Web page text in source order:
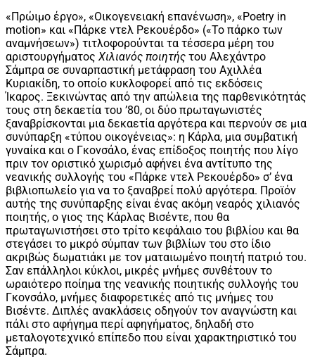
«Πρώιμο έργο», «Οικογενειακή επανένωση», «Poetry in
motion» και «Πάρκε ντελ Ρεκουέρδο» («Το πάρκο των
αναμνήσεων») τιτλοφορούνται τα τέσσερα μέρη του
αριστουργήματος Χιλιανός ποιητής του Αλεχάντρο
Σάμπρα σε συναρπαστική μετάφραση του Αχιλλέα
Κυριακίδη, το οποίο κυκλοφορεί από τις εκδόσεις
Ίκαρος. Ξεκινώντας από την απώλεια της παρθενικότητάς
τους στη δεκαετία του ’80, οι δύο πρωταγωνιστές
ξαναβρίσκονται μια δεκαετία αργότερα και περνούν σε μια
συνύπαρξη «τύπου οικογένειας»: η Κάρλα, μια συμβατική
γυναίκα και ο Γκονσάλο, ένας επίδοξος ποιητής που λίγο
πριν τον οριστικό χωρισμό αφήνει ένα αντίτυπο της
νεανικής συλλογής του «Πάρκε ντελ Ρεκουέρδο» σ’ ένα
βιβλιοπωλείο για να το ξαναβρεί πολύ αργότερα. Προϊόν
αυτής της συνύπαρξης είναι ένας ακόμη νεαρός χιλιανός
ποιητής, ο γιος της Κάρλας Βισέντε, που θα
πρωταγωνιστήσει στο τρίτο κεφάλαιο του βιβλίου και θα
στεγάσει το μικρό σύμπαν των βιβλίων του στο ίδιο
ακριβώς δωματιάκι με τον ματαιωμένο ποιητή πατριό του.
Σαν επάλληλοι κύκλοι, μικρές μνήμες συνθέτουν το
ωραιότερο ποίημα της νεανικής ποιητικής συλλογής του
Γκονσάλο, μνήμες διαφορετικές από τις μνήμες του
Βισέντε. Διπλές ανακλάσεις οδηγούν τον αναγνώστη και
πάλι στο αφήγημα περί αφηγήματος, δηλαδή στο
μεταλογοτεχνικό επίπεδο που είναι χαρακτηριστικό του
Σάμπρα.